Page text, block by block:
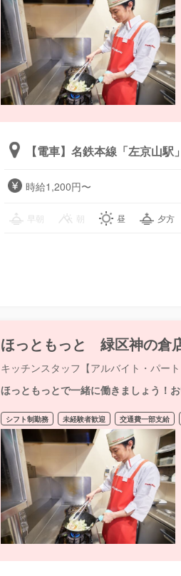
【電車】名鉄本線「左京山駅
時給1,200円〜
早朝 朝 昼 夕方
ほっともっと 緑区神の
キッチンスタッフ【アルバイト・パート
ほっともっとで一緒に働きましょう！
シフト制勤務 未経験者歓迎 交通費一部支給